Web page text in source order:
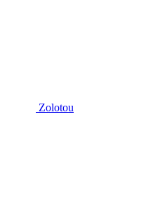
Zolotou